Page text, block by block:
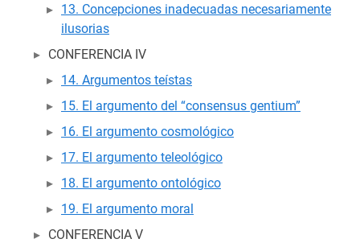
13. Concepciones inadecuadas necesariamente
ilusorias
CONFERENCIA IV
14. Argumentos teístas
15. El argumento del “consensus gentium”
16. El argumento cosmológico
17. El argumento teleológico
18. El argumento ontológico
19. El argumento moral
CONFERENCIA V